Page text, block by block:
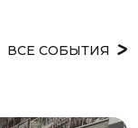
ВСЕ СОБЫТИЯ